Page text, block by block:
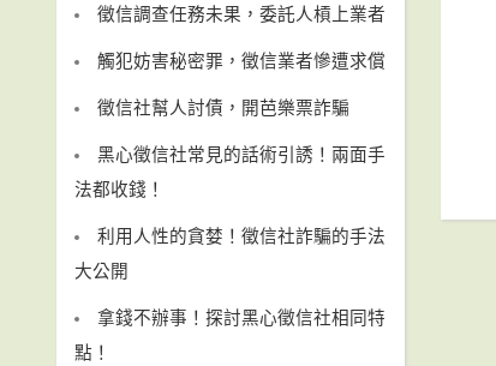
徵信調查任務未果，委託人槓上業者
觸犯妨害秘密罪，徵信業者慘遭求償
徵信社幫人討債，開芭樂票詐騙
黑心徵信社常見的話術引誘！兩面手
法都收錢！
利用人性的貪婪！徵信社詐騙的手法
大公開
拿錢不辦事！探討黑心徵信社相同特
點！